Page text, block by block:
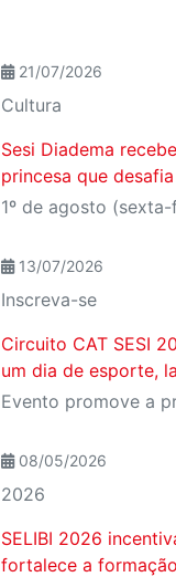
21/07/2026
Cultura
Sesi Diadema
princesa que
1º de agosto
13/07/2026
Inscreva-se
Circuito CAT SESI
um dia de esporte,
08/05/2026
2026
SELIBI 2026
fortalece a